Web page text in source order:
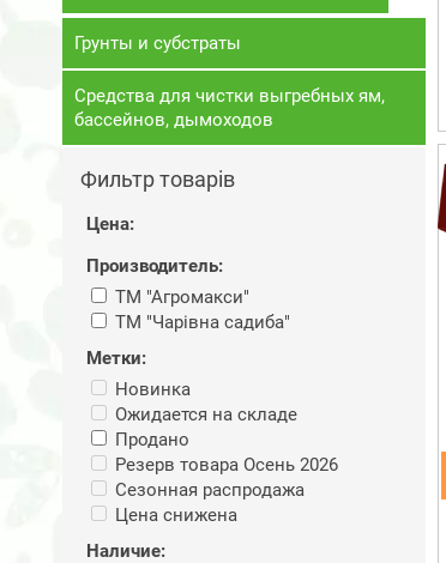
Грунты и субстраты
Средства для чистки выгребных ям,
бассейнов, дымоходов
Фильтр товарів
Цена:
Производитель:
ТМ "Агромакси"
ТМ "Чарiвна садиба"
Метки:
Новинка
Ожидается на складе
Продано
Резерв товара Осень 2026
Сезонная распродажа
Цена снижена
Наличие: